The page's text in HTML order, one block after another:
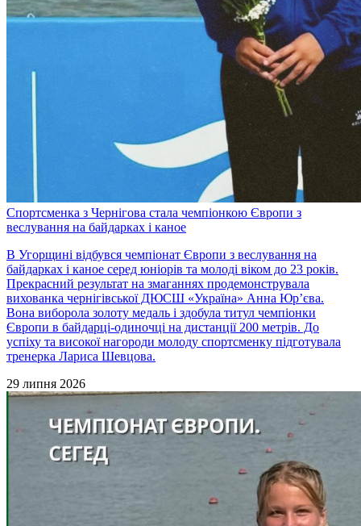
Спортсменка з Чернігова стала чемпіонкою Європи з
веслування на байдарках і каное
В Угорщині відбувся чемпіонат Європи з веслування на
байдарках і каное серед юніорів та молоді віком до 23 років.
Прекрасний результат на змаганнях продемонструвала
вихованка чернігівської ДЮСШ «Україна» Анна Юр’єва.
Вона виборола золоту медаль і здобула титул чемпіонки
Європи в байдарці-одиночці на дистанції 200 метрів. До
успіху та високої нагороди молоду спортсменку підготувала
тренерка Лариса Шевцова.
29 липня 2026